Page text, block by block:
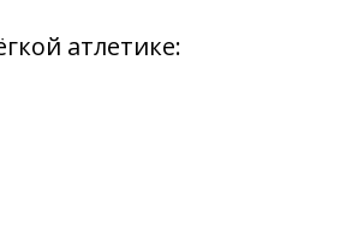
атлетике: